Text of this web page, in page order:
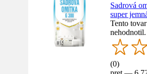
Sadrová
super
Tento
nehodnotil.
(0)